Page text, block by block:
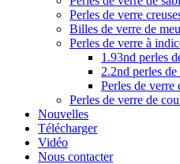
Perles de verre
Billes de verre de
Perles de verre à
1.93nd perles
2.2nd perles de
Perles de
Perles de verre de
Nouvelles
Télécharger
Vidéo
Nous contacter